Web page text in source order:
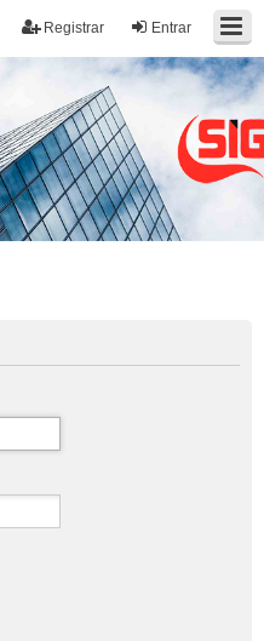
Entrar
Registrar